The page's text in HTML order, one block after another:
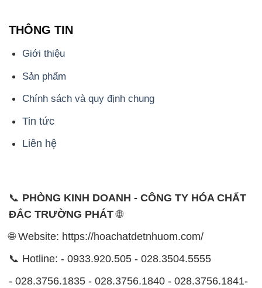
THÔNG TIN
Giới thiệu
Sản phẩm
Chính sách và quy định chung
Tin tức
Liên hệ
📞 PHÒNG KINH DOANH - CÔNG TY HÓA CHẤT
ĐẮC TRƯỜNG PHÁT🌐
🌐 Website: https://hoachatdetnhuom.com/
📞 Hotline: - 0933.920.505 - 028.3504.5555
- 028.3756.1835 - 028.3756.1840 - 028.3756.1841-